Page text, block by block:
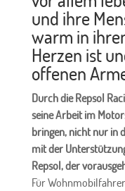
und ihre
warm in
Herzen ist
offenen
Durch die Repsol
seine Arbeit im
bringen, nicht nur in
mit der
Repsol, der
Für